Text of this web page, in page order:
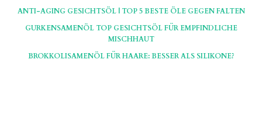
ANTI-AGING GESICHTSÖL | TOP 5 BESTE ÖLE GEGEN FALTEN
GURKENSAMENÖL TOP GESICHTSÖL FÜR EMPFINDLICHE
MISCHHAUT
BROKKOLISAMENÖL FÜR HAARE: BESSER ALS SILIKONE?